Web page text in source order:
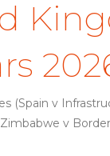
(Spain v
v